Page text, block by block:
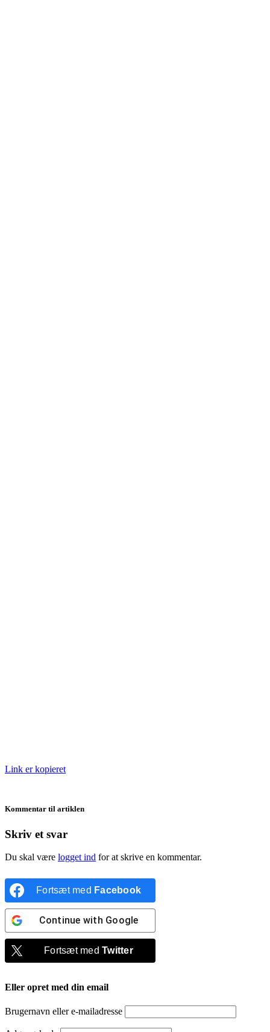
Link er kopieret
Kommentar til artiklen
Skriv et svar
Du skal være logget ind for at skrive en kommentar.
Fortsæt med Facebook
Continue with Google
Fortsæt medTwitter
Eller opret med din email
Brugernavn eller e-mailadresse